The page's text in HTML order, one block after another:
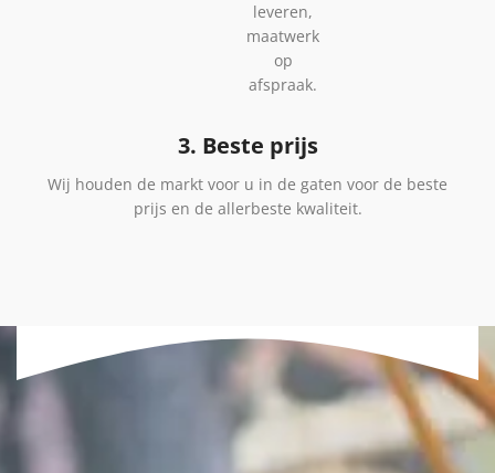
leveren,
maatwerk
op
afspraak.
3. Beste prijs
Wij houden de markt voor u in de gaten voor de beste
prijs en de allerbeste kwaliteit.